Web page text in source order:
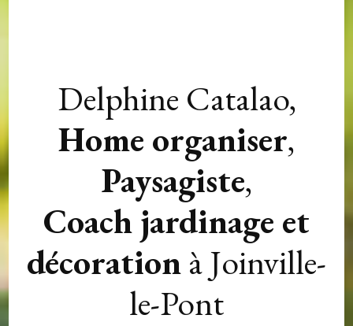
Delphine Catalao,
Home organiser,
Paysagiste,
Coach jardinage et
décorationà Joinville-
le-Pont